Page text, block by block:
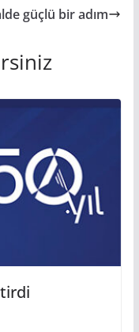
güçlü bir adım